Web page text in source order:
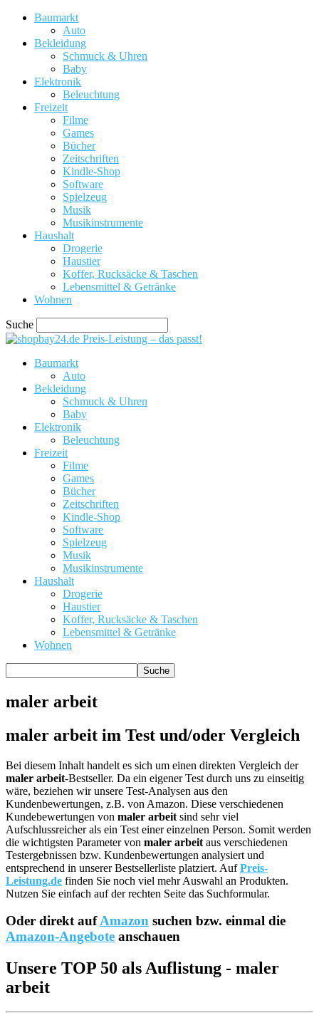
Baumarkt
Auto
Bekleidung
Schmuck & Uhren
Baby
Elektronik
Beleuchtung
Freizeit
Filme
Games
Bücher
Zeitschriften
Kindle-Shop
Software
Spielzeug
Musik
Musikinstrumente
Haushalt
Drogerie
Haustier
Koffer, Rucksäcke & Taschen
Lebensmittel & Getränke
Wohnen
Suche
Preis-Leistung – das passt!
Baumarkt
Auto
Bekleidung
Schmuck & Uhren
Baby
Elektronik
Beleuchtung
Freizeit
Filme
Games
Bücher
Zeitschriften
Kindle-Shop
Software
Spielzeug
Musik
Musikinstrumente
Haushalt
Drogerie
Haustier
Koffer, Rucksäcke & Taschen
Lebensmittel & Getränke
Wohnen
maler arbeit
maler arbeit im Test und/oder Vergleich
Bei diesem Inhalt handelt es sich um einen direkten Vergleich der
maler arbeit-Bestseller. Da ein eigener Test durch uns zu einseitig
wäre, beziehen wir unsere Test-Analysen aus den
Kundenbewertungen, z.B. von Amazon. Diese verschiedenen
Kundebewertungen von maler arbeit sind sehr viel
Aufschlussreicher als ein Test einer einzelnen Person. Somit werden
die wichtigsten Parameter von maler arbeit aus verschiedenen
Testergebnissen bzw. Kundenbewertungen analysiert und
entsprechend in unserer Bestsellerliste platziert. AufPreis-
Leistung.de finden Sie noch viel mehr Auswahl an Produkten.
Nutzen Sie einfach auf der rechten Seite das Suchformular.
Oder direkt aufAmazon suchen bzw. einmal die
Amazon-Angebote anschauen
Unsere TOP 50 als Auflistung - maler
arbeit